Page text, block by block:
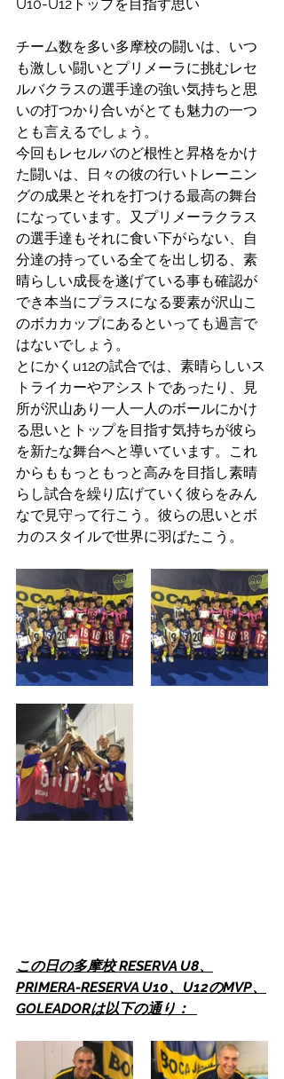
U10-U12トップを目指す思い
チーム数を多い多摩校の闘いは、いつ
も激しい闘いとプリメーラに挑むレセ
ルバクラスの選手達の強い気持ちと思
いの打つかり合いがとても魅力の一つ
とも言えるでしょう。
今回もレセルバのど根性と昇格をかけ
た闘いは、日々の彼の行いトレーニン
グの成果とそれを打つける最高の舞台
になっています。又プリメーラクラス
の選手達もそれに食い下がらない、自
分達の持っている全てを出し切る、素
晴らしい成長を遂げている事も確認が
でき本当にプラスになる要素が沢山こ
のボカカップにあるといっても過言で
はないでしょう。
とにかくu12の試合では、素晴らしいス
トライカーやアシストであったり、見
所が沢山あり一人一人のボールにかけ
る思いとトップを目指す気持ちが彼ら
を新たな舞台へと導いています。これ
からももっともっと高みを目指し素晴
らし試合を繰り広げていく彼らをみん
なで見守って行こう。彼らの思いとボ
カのスタイルで世界に羽ばたこう。
この日の多摩校 RESERVA U8、
PRIMERA-RESERVA U10、U12のMVP、
GOLEADORは以下の通り：